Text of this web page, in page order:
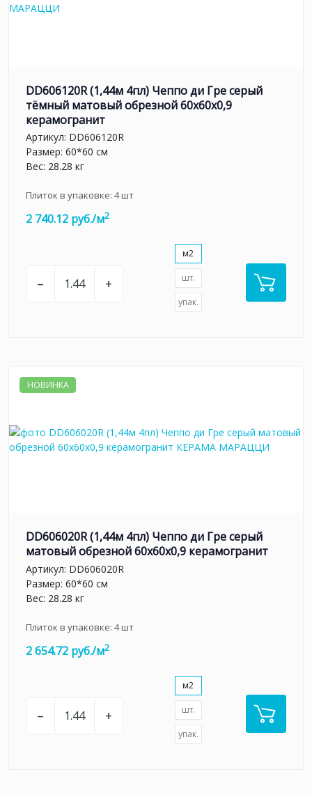
DD606120R (1,44м 4пл) Чеппо ди Гре серый
тёмный матовый обрезной 60x60x0,9
керамогранит
Артикул: DD606120R
Размер: 60*60 см
Вес: 28.28 кг
Плиток в упаковке: 4шт
2 740.12 руб./м2
– +
м2
шт.
упак.
НОВИНКА
DD606020R (1,44м 4пл) Чеппо ди Гре серый
матовый обрезной 60x60x0,9 керамогранит
Артикул: DD606020R
Размер: 60*60 см
Вес: 28.28 кг
Плиток в упаковке: 4шт
2 654.72 руб./м2
– +
м2
шт.
упак.